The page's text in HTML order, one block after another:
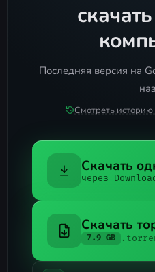
Последняя версия на
Смотреть
Скачать
через
Скачать
7.9 GB